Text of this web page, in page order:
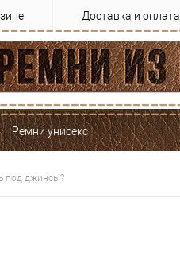
Доставка и оплата
Ремни унисекс
под джинсы?